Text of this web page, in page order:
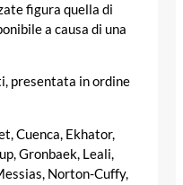
figura quella di
a causa di una
presentata in ordine
Cuenca, Ekhator,
Gronbaek, Leali,
Norton-Cuffy,